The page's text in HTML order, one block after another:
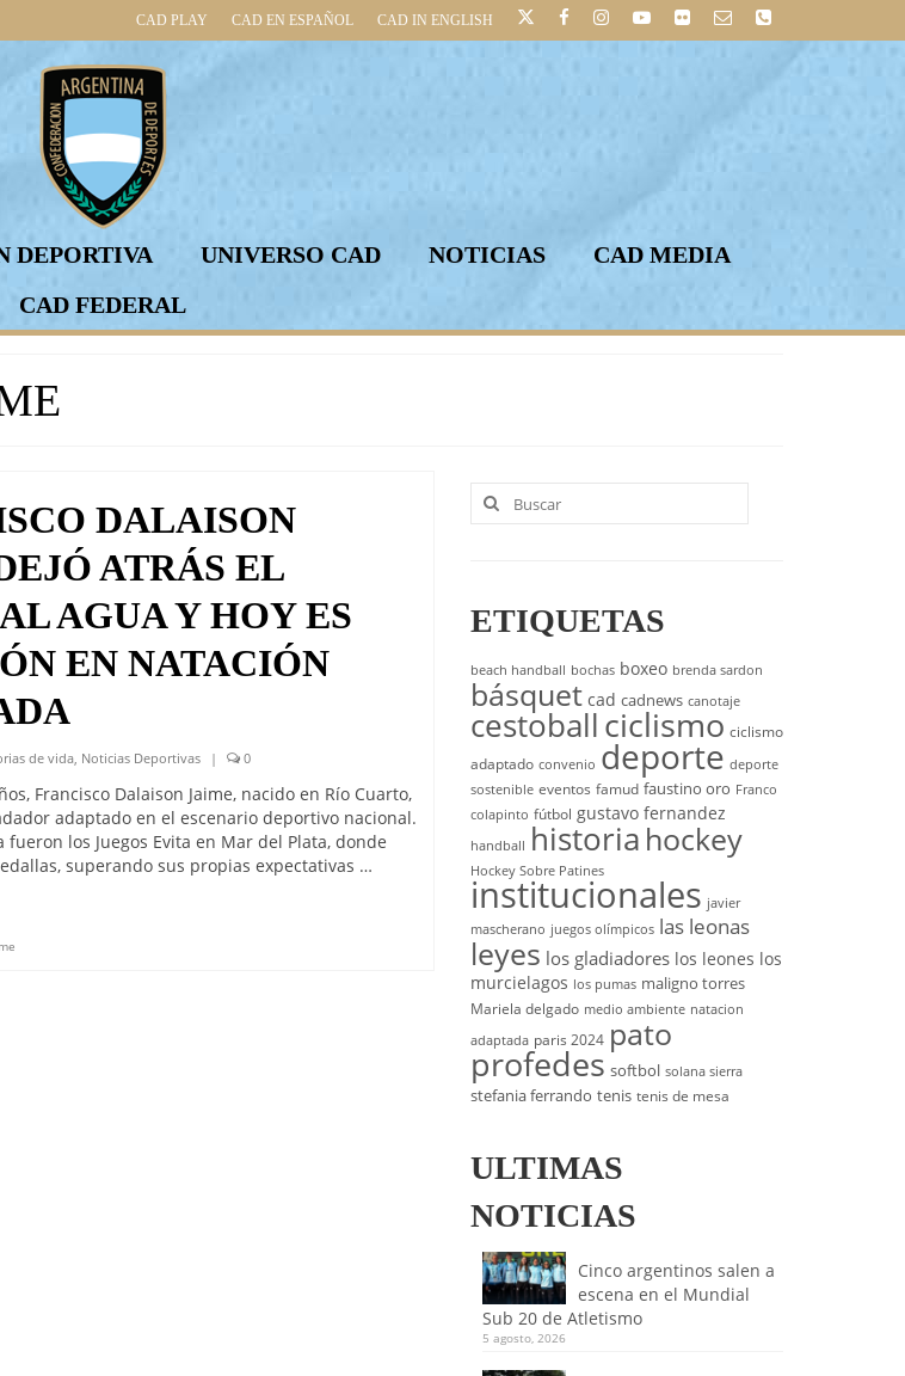
CAD PLAY CAD EN ESPAÑOL CAD IN ENGLISH
DEPORTIVA UNIVERSO CAD NOTICIAS
CAD MEDIA
CAD FEDERAL
DALAISON
ATRÁS EL
AGUA Y HOY ES
EN NATACIÓN
de vida, Noticias Deportivas | 0
Francisco Dalaison Jaime, nacido en Río Cuarto,
adaptado en el escenario deportivo nacional.
fueron los Juegos Evita en Mar del Plata, donde
superando sus propias expectativas …
Buscar
por:
ETIQUETAS
beach handball bochas boxeo brenda sardon
básquet cad cadnews canotaje
cestoballciclismo ciclismo
adaptado convenio deporte deporte
sostenible eventos famud faustino oro Franco
colapinto fútbol gustavo fernandez
handball historia hockey
Hockey Sobre Patines
institucionales javier
mascherano juegos olímpicos las leonas
leyes los gladiadores los leones los
murcielagos los pumas maligno torres
Mariela delgado medio ambiente natacion
adaptada paris 2024 pato
profedes softbol solana sierra
stefania ferrando tenis tenis de mesa
ULTIMAS
NOTICIAS
Cinco argentinos salen a
escena en el Mundial
Sub 20 de Atletismo
5 agosto, 2026